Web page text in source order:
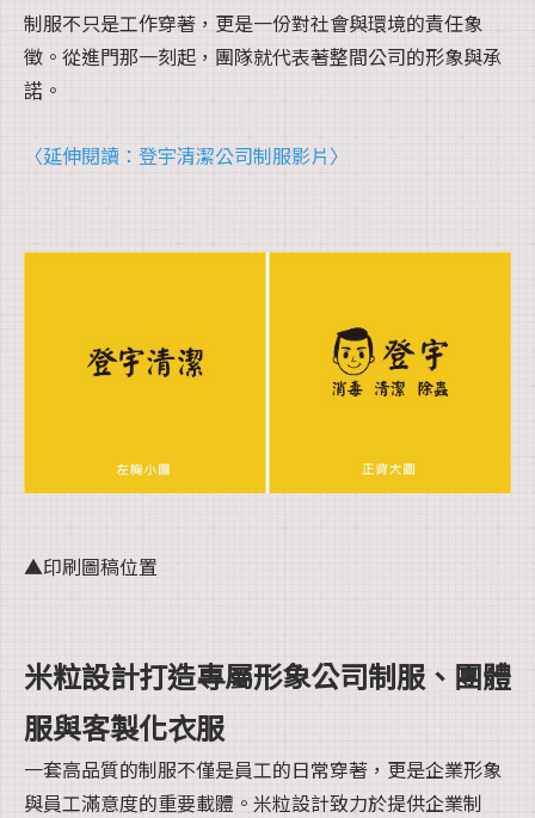
制服不只是工作穿著，更是一份對社會與環境的責任象
徵。從進門那一刻起，團隊就代表著整間公司的形象與承
諾。
〈延伸閱讀：登宇清潔公司制服影片〉
▲印刷圖稿位置
米粒設計打造專屬形象公司制服、團體
服與客製化衣服
一套高品質的制服不僅是員工的日常穿著，更是企業形象
與員工滿意度的重要載體。米粒設計致力於提供企業制